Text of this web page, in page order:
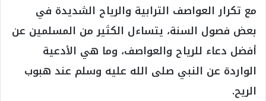
مع تكرار العواصف الترابية والرياح الشديدة في
بعض فصول السنة، يتساءل الكثير من المسلمين عن
أفضل دعاء للرياح والعواصف، وما هي الأدعية
الواردة عن النبي صلى الله عليه وسلم عند هبوب
الريح.